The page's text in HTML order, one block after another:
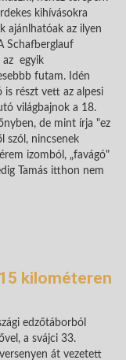
kihívásokra
ajánlhatóak az ilyen
Schafberglauf
az egyik
futam. Idén
is részt vett az alpesi
világbajnok a 18.
de mint írja "ez
szól, nincsenek
izomból, „favágó"
Tamás itthon nem
kilométeren
edzőtáborból
a svájci 33.
át vezetett